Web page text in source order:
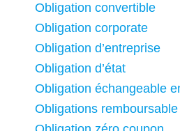
Obligation convertible
Obligation corporate
Obligation d’entreprise
Obligation d’état
Obligation échangeable
Obligations